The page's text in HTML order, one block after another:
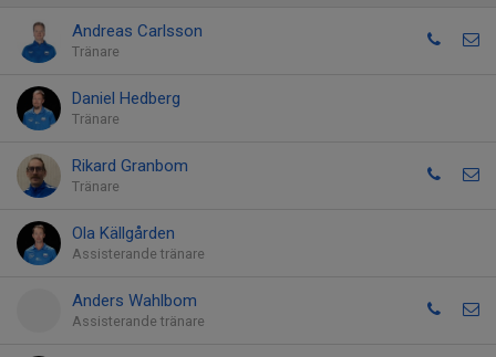
Andreas Carlsson
Tränare
Daniel Hedberg
Tränare
Rikard Granbom
Tränare
Ola Källgården
Assisterande tränare
Anders Wahlbom
Assisterande tränare